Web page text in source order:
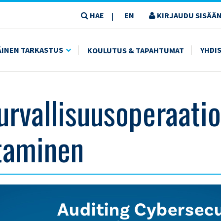
HAE | EN KIRJAUDU
TARKASTUS KOULUTUS & TAPAHTUMAT